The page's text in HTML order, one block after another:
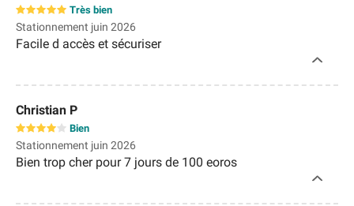
Très bien
Stationnement juin 2026
Facile d accès et sécuriser
Christian P
Bien
Stationnement juin 2026
Bien trop cher pour 7 jours de 100 eoros